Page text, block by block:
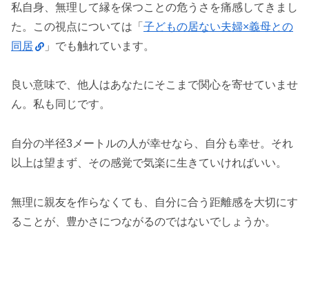
私自身、無理して縁を保つことの危うさを痛感してきまし
た。この視点については「 子どもの居ない夫婦×義母との
同居
」でも触れています。
良い意味で、他人はあなたにそこまで関心を寄せていませ
ん。私も同じです。
自分の半径3メートルの人が幸せなら、自分も幸せ。それ
以上は望まず、その感覚で気楽に生きていければいい。
無理に親友を作らなくても、自分に合う距離感を大切にす
ることが、豊かさにつながるのではないでしょうか。